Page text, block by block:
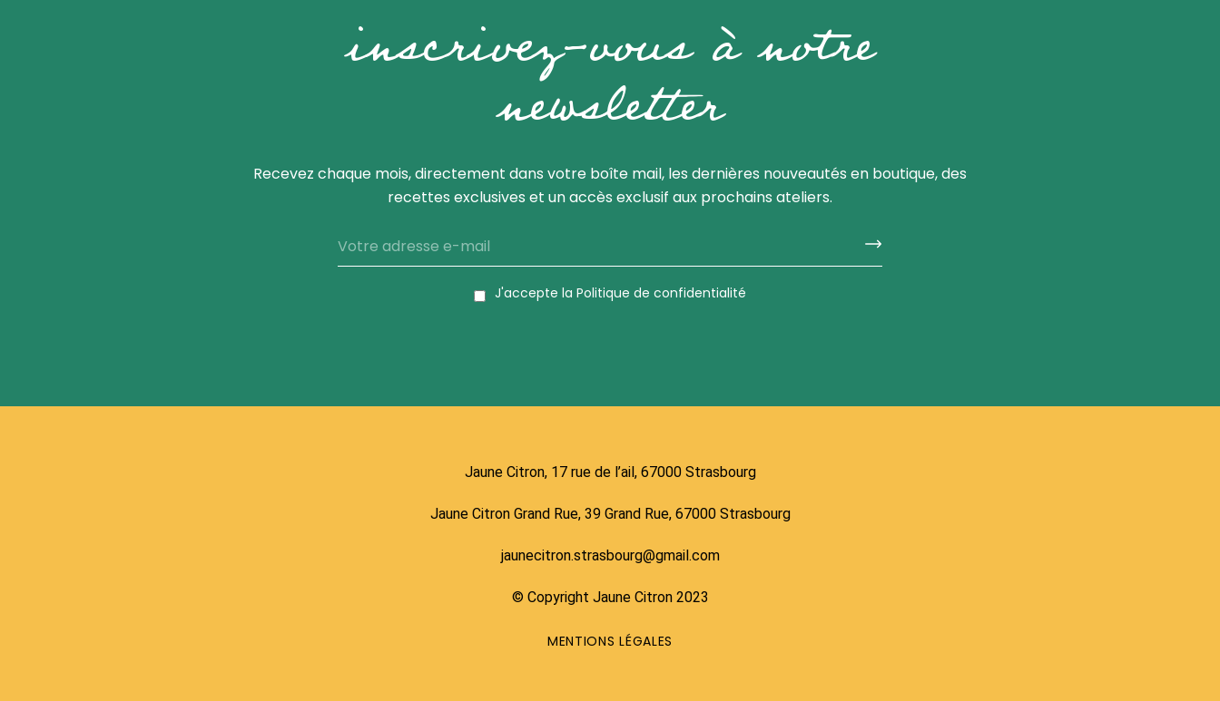
inscrivez-vous à notre
newsletter
Recevez chaque mois, directement dans votre boîte mail, les dernières nouveautés en boutique, des
recettes exclusives et un accès exclusif aux prochains ateliers.
J'accepte la Politique de confidentialité
Jaune Citron, 17 rue de l’ail, 67000 Strasbourg
Jaune Citron Grand Rue, 39 Grand Rue, 67000 Strasbourg
jaunecitron.strasbourg@gmail.com
© Copyright Jaune Citron 2023
MENTIONS LÉGALES